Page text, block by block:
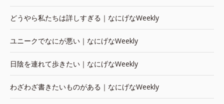
どうやら私たちは詳しすぎる｜なにげなWeekly
ユニークでなにが悪い｜なにげなWeekly
日陰を連れて歩きたい｜なにげなWeekly
わざわざ書きたいものがある｜なにげなWeekly